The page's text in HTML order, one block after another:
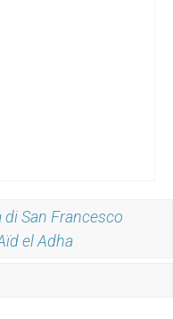
San Francesco
el Adha